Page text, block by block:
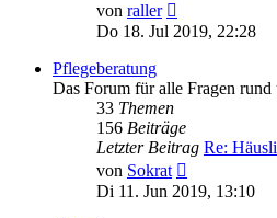
von raller
Beitrag
Do 18. Jul 2019, 22:28
Pflegeberatung
Das Forum für alle Fragen
33 Themen
156 Beiträge
Letzter Beitrag Re:
von Sokrat
Beitrag
Di 11. Jun 2019, 13:10